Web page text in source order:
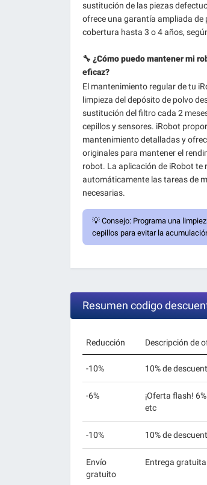
sustitución de las piezas
ofrece una garantía ampliada de
cobertura hasta 3 o 4 años,
🔧 ¿Cómo puedo mantener mi
eficaz?
El mantenimiento regular de tu
limpieza del depósito de polvo
sustitución del filtro cada 2
cepillos y sensores. iRobot
mantenimiento detalladas y
originales para mantener el
robot. La aplicación de iRobot te
automáticamente las tareas de
necesarias.
💡 Consejo: Programa una
cepillos para evitar la
Resumen codigo
Reducción Descripción de
-10% 10% de
-6%
¡Oferta flash!
etc
-10% 10% de
Envío
gratuito
Entrega gratuita